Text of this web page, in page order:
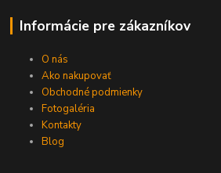
Informácie pre zákazníkov
O nás
Ako nakupovať
Obchodné podmienky
Fotogaléria
Kontakty
Blog